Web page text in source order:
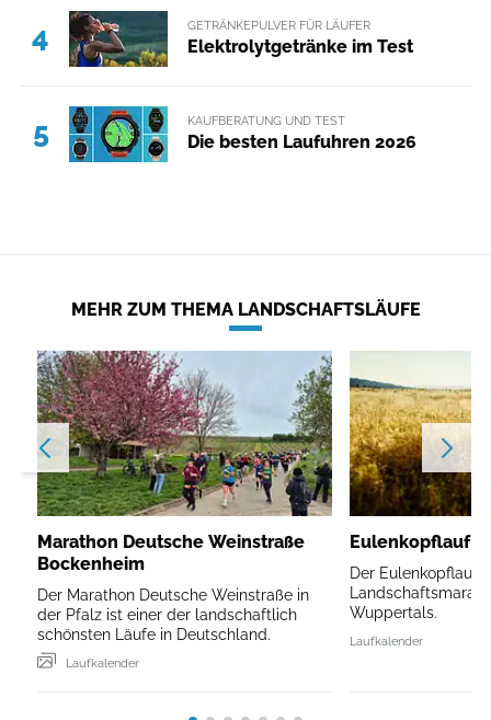
4 GETRÄNKEPULVER FÜR LÄUFER
Elektrolytgetränke im Test
5 KAUFBERATUNG UND TEST
Die besten Laufuhren 2026
MEHR ZUM THEMA LANDSCHAFTSLÄUFE
Marathon Deutsche Weinstraße
Bockenheim
Der Marathon Deutsche Weinstraße in
der Pfalz ist einer der landschaftlich
schönsten Läufe in Deutschland.
Laufkalender
Eulenkopflauf
Der Eulenkopflauf
Wuppertals.
Laufkalender